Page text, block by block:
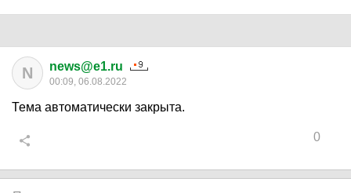
N news@e1.ru
00:09, 06.08.2022
Тема автоматически закрыта.
0